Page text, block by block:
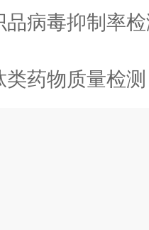
病毒抑制率检测怎么
药物质量检测：